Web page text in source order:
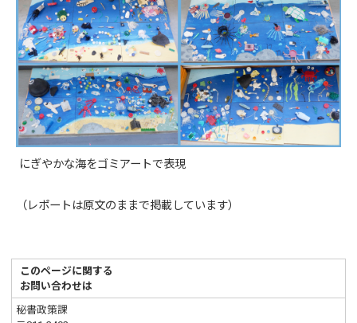
にぎやかな海をゴミアートで表現
（レポートは原文のままで掲載しています）
このページに関する
お問い合わせは
秘書政策課